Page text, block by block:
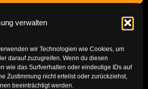
verwalten
wir Technologien wie Cookies, um
darauf zuzugreifen. Wenn du diesen
wie das Surfverhalten oder eindeutige IDs auf
Zustimmung nicht erteilst oder zurückziehst,
beeinträchtigt werden.